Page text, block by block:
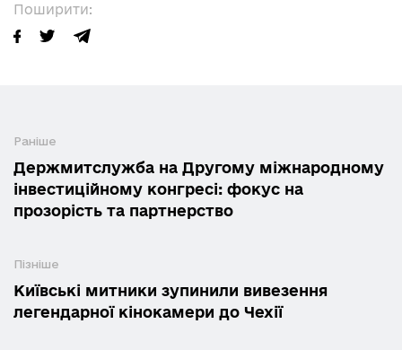
Поширити:
Раніше
Держмитслужба на Другому міжнародному
інвестиційному конгресі: фокус на
прозорість та партнерство
Пізніше
Київські митники зупинили вивезення
легендарної кінокамери до Чехії